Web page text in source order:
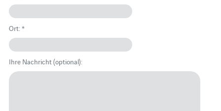
Ort: *
Ihre Nachricht (optional):